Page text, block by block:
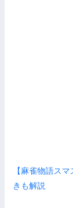
【麻雀物語ス
きも解説